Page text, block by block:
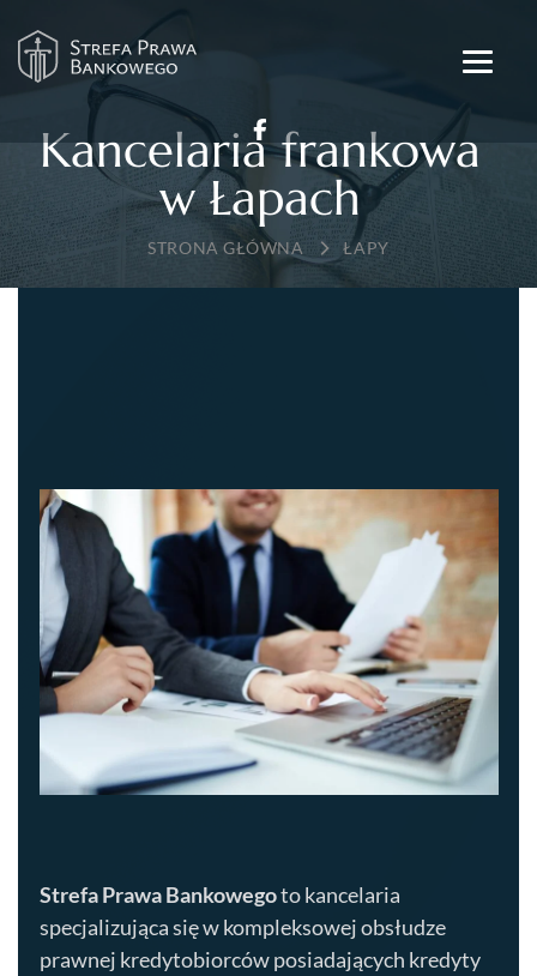
Kancelaria frankowa
w Łapach
→ ŁAPY
Strefa Prawa Bankowegoto kancelaria
specjalizująca się w kompleksowej obsłudze
prawnej kredytobiorców posiadających kredyty